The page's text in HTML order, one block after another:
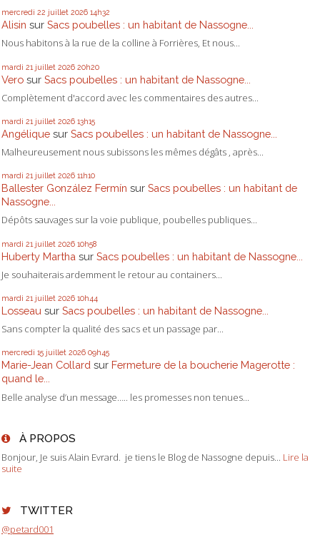
mercredi 22 juillet 2026 14h32
Alisin sur Sacs poubelles : un habitant de Nassogne...
Nous habitons à la rue de la colline à Forrières, Et nous...
mardi 21 juillet 2026 20h20
Vero sur Sacs poubelles : un habitant de Nassogne...
Complètement d'accord avec les commentaires des autres...
mardi 21 juillet 2026 13h15
Angélique sur Sacs poubelles : un habitant de Nassogne...
Malheureusement nous subissons les mêmes dégâts , après...
mardi 21 juillet 2026 11h10
Ballester González Fermín sur Sacs poubelles : un habitant de
Nassogne...
Dépôts sauvages sur la voie publique, poubelles publiques...
mardi 21 juillet 2026 10h58
Huberty Martha sur Sacs poubelles : un habitant de Nassogne...
Je souhaiterais ardemment le retour au containers...
mardi 21 juillet 2026 10h44
Losseau sur Sacs poubelles : un habitant de Nassogne...
Sans compter la qualité des sacs et un passage par...
mercredi 15 juillet 2026 09h45
Marie-Jean Collard sur Fermeture de la boucherie Magerotte :
quand le...
Belle analyse d’un message….. les promesses non tenues...
À PROPOS
Bonjour, Je suis Alain Evrard. je tiens le Blog de Nassogne depuis... Lire la
suite
TWITTER
@petard001